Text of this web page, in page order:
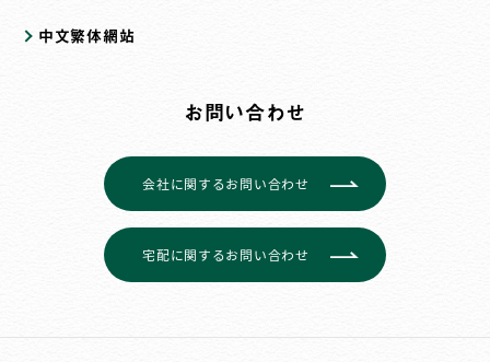
中文繁体網站
お問い合わせ
会社に関するお問い合わせ
宅配に関するお問い合わせ